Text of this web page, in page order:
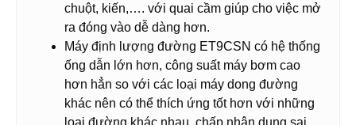
chuột, kiến,…. với quai cầm giúp cho việc mở
ra đóng vào dễ dàng hơn.
Máy định lượng đường ET9CSN có hệ thống
ống dẫn lớn hơn, công suất máy bơm cao
hơn hẳn so với các loại máy dong đường
khác nên có thể thích ứng tốt hơn với những
loại đường khác nhau, chấp nhận dung sai